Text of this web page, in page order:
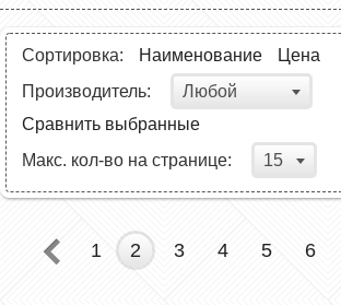
Сортировка: Наименование
Цена
Производитель:
Любой
Сравнить выбранные
Макс. кол-во на странице:
15
1 2 3 4 5 6